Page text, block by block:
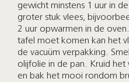
gewicht minstens 1 uur in
groter stuk vlees,
2 uur opwarmen in de
tafel moet komen kan het
de vacuüm verpakking.
olijfolie in de pan. Kruid het
en bak het mooi rondom